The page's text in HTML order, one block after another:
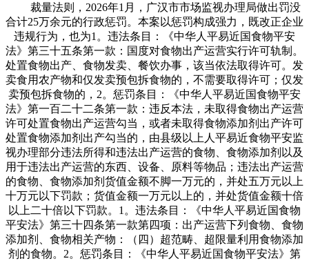
裁量法则，2026年1月，广汉市市场监视办理局做出罚没
合计25万余元的行政惩罚。本案以惩罚构成强力，既改正企业
违规行为，也为1。违法条目：《中华人平易近国食物平安
法》第三十五条第一款：国度对食物出产运营实行许可轨制。
处置食物出产、食物发卖、餐饮办事，该当依法取得许可。发
卖食用农产物和仅发卖预包拆食物的，不需要取得许可；仅发
卖预包拆食物的，2。惩罚条目：《中华人平易近国食物平安
法》第一百二十二条第一款：违反本法，未取得食物出产运营
许可处置食物出产运营勾当，或者未取得食物添加剂出产许可
处置食物添加剂出产勾当的，由县级以上人平易近食物平安监
视办理部分违法所得和违法出产运营的食物、食物添加剂以及
用于违法出产运营的东西、设备、原料等物品；违法出产运营
的食物、食物添加剂货值金额不脚一万元的，并处五万元以上
十万元以下罚款；货值金额一万元以上的，并处货值金额十倍
以上二十倍以下罚款。1。违法条目：《中华人平易近国食物
平安法》第三十四条第一款第四项：出产运营下列食物、食物
添加剂、食物相关产物：（四）超范畴、超限量利用食物添加
剂的食物。2。惩罚条目：《中华人平易近国食物平安法》第